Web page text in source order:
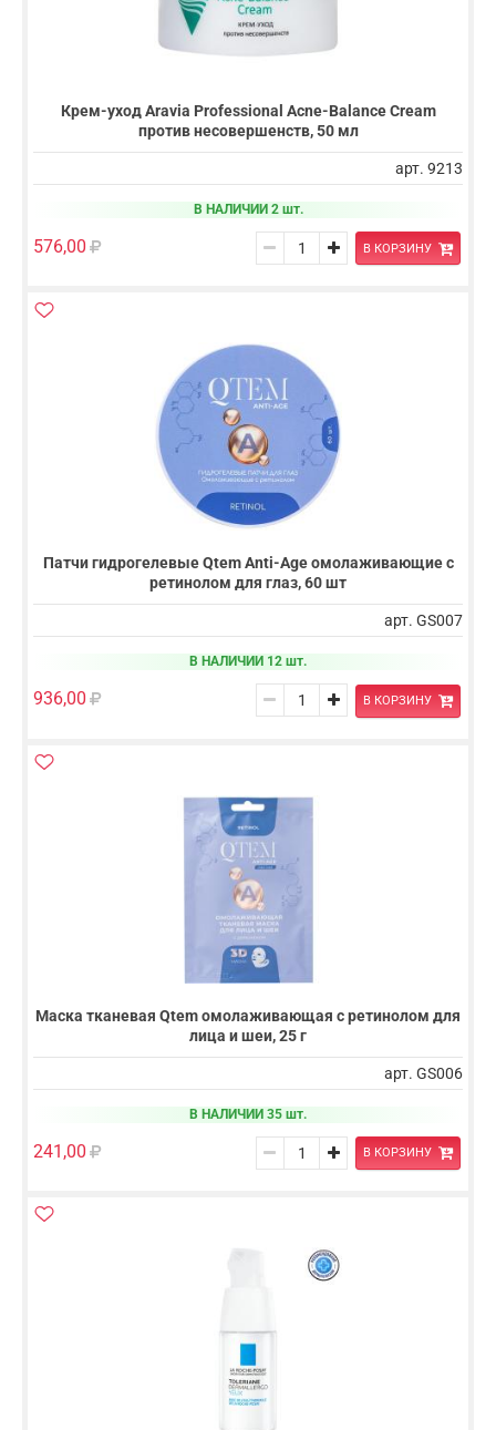
Крем-уход Aravia Professional Acne-Balance Cream
против несовершенств, 50 мл
арт. 9213
В НАЛИЧИИ 2 шт.
576,00 В КОРЗИНУ
Патчи гидрогелевые Qtem Anti-Age омолаживающие с
ретинолом для глаз, 60 шт
арт. GS007
В НАЛИЧИИ 12 шт.
936,00 В КОРЗИНУ
Маска тканевая Qtem омолаживающая с ретинолом для
лица и шеи, 25 г
арт. GS006
В НАЛИЧИИ 35 шт.
241,00 В КОРЗИНУ